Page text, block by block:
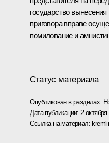
государство вынесения
приговора вправе
помилование и
Статус материала
Опубликован в разделах:
Дата публикации: 2
Ссылка на материал: